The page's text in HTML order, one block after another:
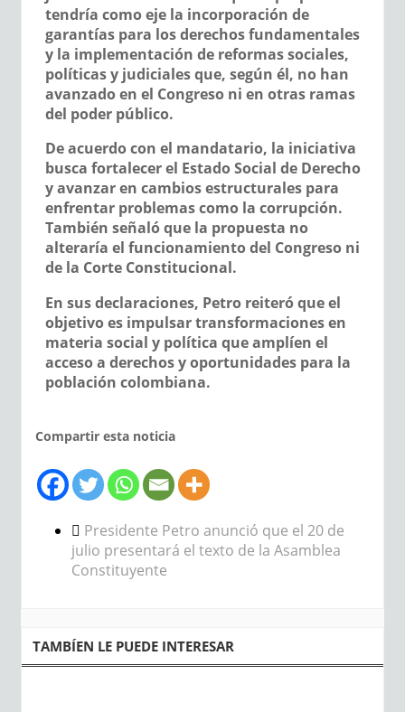
tendría como eje la incorporación de
garantías para los derechos fundamentales
y la implementación de reformas sociales,
políticas y judiciales que, según él, no han
avanzado en el Congreso ni en otras ramas
del poder público.
De acuerdo con el mandatario, la iniciativa
busca fortalecer el Estado Social de Derecho
y avanzar en cambios estructurales para
enfrentar problemas como la corrupción.
También señaló que la propuesta no
alteraría el funcionamiento del Congreso ni
de la Corte Constitucional.
En sus declaraciones, Petro reiteró que el
objetivo es impulsar transformaciones en
materia social y política que amplíen el
acceso a derechos y oportunidades para la
población colombiana.
Compartir esta noticia
Presidente Petro anunció que el 20 de
julio presentará el texto de la Asamblea
Constituyente
TAMBÍEN LE PUEDE INTERESAR